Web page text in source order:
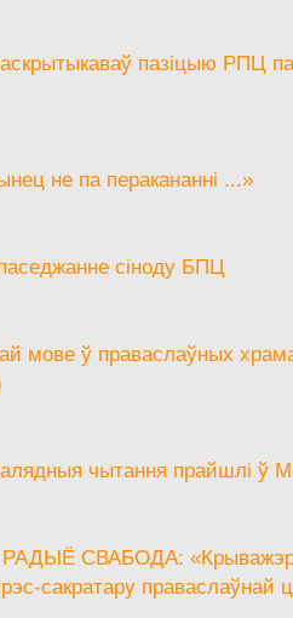
пазіцыю РПЦ
не па перакананні ...»
сіноду БПЦ
мове ў праваслаўных
чытання прайшлі ў
СВАБОДА:
сакратару праваслаўнай